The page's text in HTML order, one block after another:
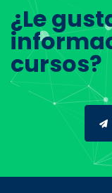
¿Le
cursos?